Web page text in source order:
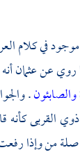
في كلام
روي عنعثمان
والصابئون.
القربى كأنه
من وإذا